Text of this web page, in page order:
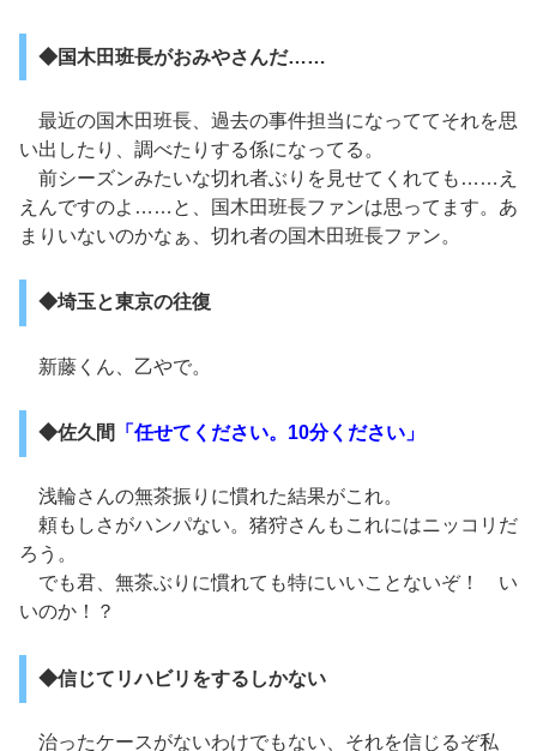
◆国木田班長がおみやさんだ……
最近の国木田班長、過去の事件担当になっててそれを思
い出したり、調べたりする係になってる。
前シーズンみたいな切れ者ぶりを見せてくれても……え
えんですのよ……と、国木田班長ファンは思ってます。あ
まりいないのかなぁ、切れ者の国木田班長ファン。
◆埼玉と東京の往復
新藤くん、乙やで。
◆佐久間 「任せてください。10分ください」
浅輪さんの無茶振りに慣れた結果がこれ。
頼もしさがハンパない。猪狩さんもこれにはニッコリだ
ろう。
でも君、無茶ぶりに慣れても特にいいことないぞ！ い
いのか！？
◆信じてリハビリをするしかない
治ったケースがないわけでもない、それを信じるぞ私